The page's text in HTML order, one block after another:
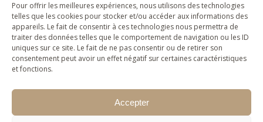
Pour offrir les meilleures expériences, nous utilisons des technologies
telles que les cookies pour stocker et/ou accéder aux informations des
appareils. Le fait de consentir à ces technologies nous permettra de
traiter des données telles que le comportement de navigation ou les ID
uniques sur ce site. Le fait de ne pas consentir ou de retirer son
consentement peut avoir un effet négatif sur certaines caractéristiques
et fonctions.
Accepter
SOUTENEZ LA FONDATION
Pour donner des outils d’expression artistique à
des jeunes & familles fragilisés et les aider à
JE FAIS UN DON